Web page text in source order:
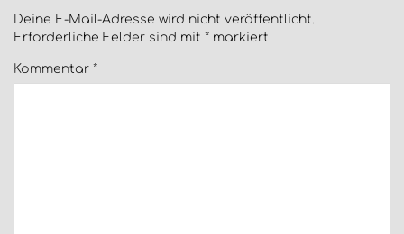
Deine E-Mail-Adresse wird nicht veröffentlicht.
Erforderliche Felder sind mit * markiert
Kommentar *